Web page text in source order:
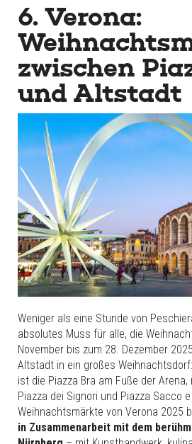
6. Verona:
zwischen
und Altstadt
Weniger als eine Stunde von
absolutes Muss für alle, die
November bis zum 28. Dezember
Altstadt in ein großes
ist die Piazza Bra am Fuße der
Piazza dei Signori und Piazza Sacco
Weihnachtsmärkte von Verona 2025
in Zusammenarbeit mit dem